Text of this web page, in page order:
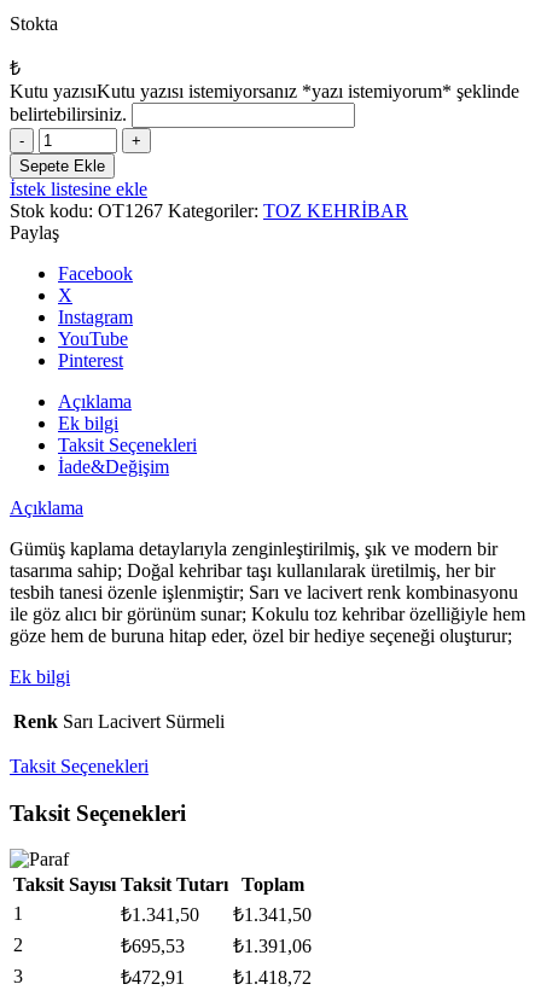
Stokta
₺
Kutu yazısıKutu yazısı istemiyorsanız *yazı istemiyorum* şeklinde
belirtebilirsiniz.
Erkek
Hediyelik
Kutuda
10mm
Sarı
Lacivert
Kokulu
Toz
Kehribar
Tesbih
adet
Sepete Ekle
İstek listesine ekle
Stok kodu: OT1267 Kategoriler: TOZ KEHRİBAR
Paylaş
Facebook
X
Instagram
YouTube
Pinterest
Açıklama
Ek bilgi
Taksit Seçenekleri
İade&Değişim
Açıklama
Gümüş kaplama detaylarıyla zenginleştirilmiş, şık ve modern bir
tasarıma sahip; Doğal kehribar taşı kullanılarak üretilmiş, her bir
tesbih tanesi özenle işlenmiştir; Sarı ve lacivert renk kombinasyonu
ile göz alıcı bir görünüm sunar; Kokulu toz kehribar özelliğiyle hem
göze hem de buruna hitap eder, özel bir hediye seçeneği oluşturur;
Ek bilgi
Renk Sarı Lacivert Sürmeli
Taksit Seçenekleri
Taksit Seçenekleri
Taksit Sayısı Taksit Tutarı
Toplam
1
₺1.341,50 ₺1.341,50
2
₺695,53 ₺1.391,06
3
₺472,91 ₺1.418,72